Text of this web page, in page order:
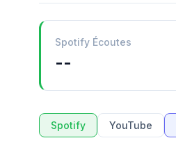
Spotify Écoutes
--
Spotify YouTube